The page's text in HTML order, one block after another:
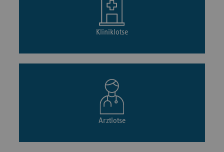
Kliniklotse
Arztlotse